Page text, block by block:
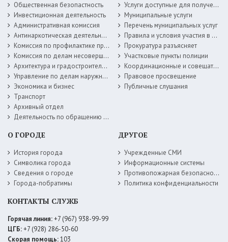
Общественная безопастность
Инвестиционная деятельность
Административная комиссия
Антинаркотическая деятельность
Комиссия по профилактике правонарушений
Комиссия по делам несовершеннолетних
Архитектура и градостроительство
Управление по делам наружной рекламы
Экономика и бизнес
Транспорт
Архивный отдел
Деятельность по обращению с животными без владельцев
Услуги доступные для получения в электронной форме
Муниципальные услуги
Перечень муниципальных услуг
Правила и условия участия в жилищных программах
Прокуратура разъясняет
Участковые пункты полиции
Координационные и совещательные органы
Правовое просвещение
Публичные слушания
О ГОРОДЕ
История города
Символика города
Сведения о городе
Города-побратимы
ДРУГОЕ
Учрежденные СМИ
Информационные системы
Противопожарная безопасность
Политика конфиденциальности
КОНТАКТЫ СЛУЖБ
Горячая линия:+7 (967) 938-99-99
ЦГБ:+7 (928) 286-50-60
Скорая помощь:103